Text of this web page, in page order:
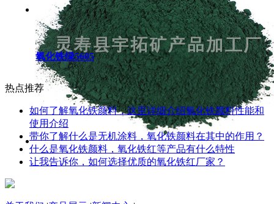
氧化铁绿5605
热点推荐
如何了解氧化铁颜料，这里详细介绍氧化铁颜料性能和
使用介绍
带你了解什么是无机涂料，氧化铁颜料在其中的作用？
什么是氧化铁颜料，氧化铁红等产品有什么特性
让我告诉你，如何选择优质的氧化铁红厂家？